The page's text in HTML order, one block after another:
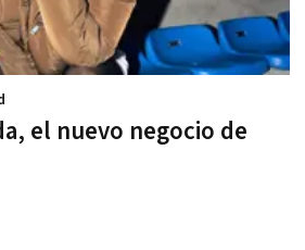
el nuevo negocio de